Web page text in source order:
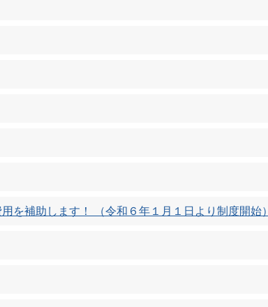
を補助します！ （令和６年１月１日より制度開始）